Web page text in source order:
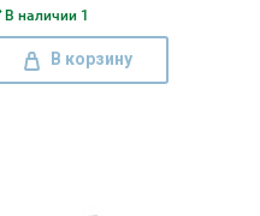
В наличии 1
В корзину